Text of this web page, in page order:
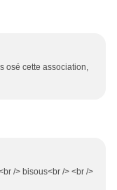
osé cette association,
/> bisous<br /> <br />